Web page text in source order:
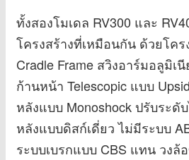
ทั้งสองโมเดล RV300 และ
โครงสร้างที่เหมือนกัน ด้วยโคร
Cradle Frame สวิงอาร์มอลูมิเ
ก้านหน้า Telescopic แบบ
หลังแบบ Monoshock ปรับระดั
หลังแบบดิสก์เดี่ยว ไม่มีระบบ
ระบบเบรกแบบ CBS แทน วง